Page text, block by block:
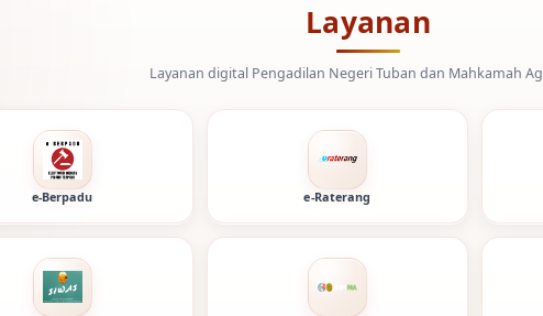
Layanan
Layanan digital Pengadilan Negeri Tuban dan Mahkamah Agung Republik Indonesia.
e-Berpadu e-Raterang